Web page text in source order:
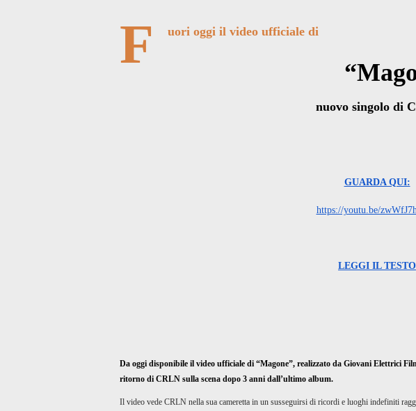
F uori oggi il video ufficiale di
nuovo singolo di
GUARDA QUI:
https://youtu.be/
LEGGI IL TESTO
Da oggi disponibile il video ufficiale di “Magone”, realizzato da Giovani Elettrici
ritorno di CRLN sulla scena dopo 3 anni dall’ultimo album.
Il video vede CRLN nella sua cameretta in un susseguirsi di ricordi e luoghi indefiniti